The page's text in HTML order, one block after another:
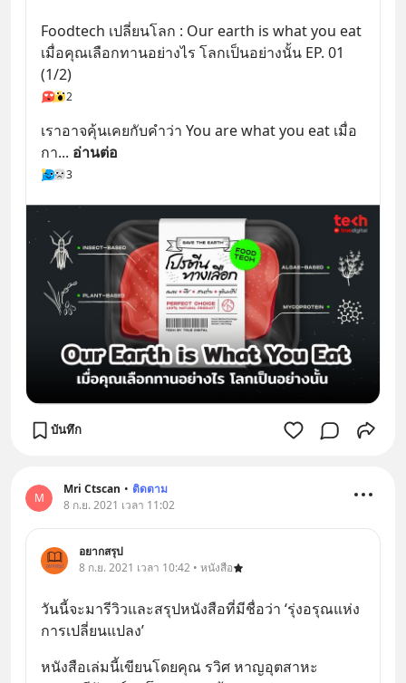
Foodtech เปลี่ยนโลก : Our earth is what you eat
เมื่อคุณเลือกทานอย่างไร โลกเป็นอย่างนั้น EP. 01
(1/2)
2
เราอาจคุ้นเคยกับคำว่า You are what you eat เมื่อ
กา... อ่านต่อ
3
บันทึก
M
Mri Ctscan • ติดตาม
8 ก.ย. 2021 เวลา 11:02
อยากสรุป
8 ก.ย. 2021 เวลา 10:42 • หนังสือ
วันนี้จะมารีวิวและสรุปหนังสือที่มีชื่อว่า ‘รุ่งอรุณแห่ง
การเปลี่ยนแปลง’
หนังสือเล่มนี้เขียนโดยคุณ รวิศ หาญอุตสาหะ